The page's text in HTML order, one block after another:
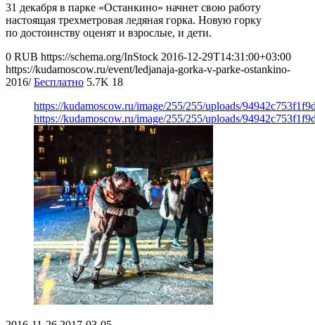
31 декабря в парке «Останкино» начнет свою работу
настоящая трехметровая ледяная горка. Новую горку
по достоинству оценят и взрослые, и дети.
0 RUB https://schema.org/InStock 2016-12-29T14:31:00+03:00
https://kudamoscow.ru/event/ledjanaja-gorka-v-parke-ostankino-
2016/ Бесплатно 5.7K 18
https://kudamoscow.ru/image/255/255/uploads/
https://kudamoscow.ru/image/255/255/uploads/